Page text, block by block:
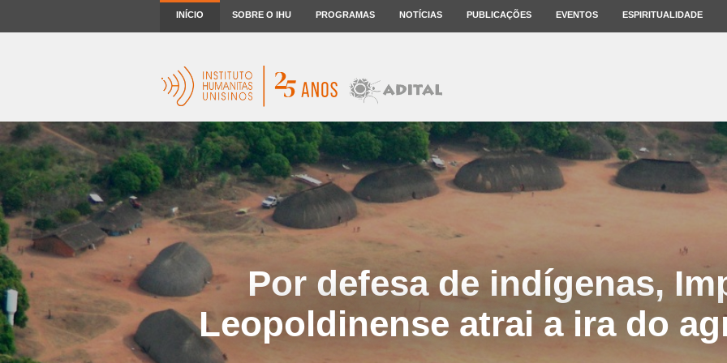
INÍCIO SOBRE O IHU PROGRAMAS NOTÍCIAS PUBLICAÇÕES EVENTOS ESPIRITUALIDADE
Por defesa de indígenas,
Leopoldinense atrai a ira do